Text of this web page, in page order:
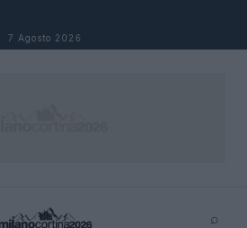
7 Agosto 2026
⌕